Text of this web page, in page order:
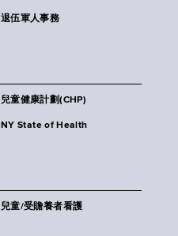
退伍軍人事務
兒童健康計劃(CHP)
NY State of Health
兒童/受贍養者看護